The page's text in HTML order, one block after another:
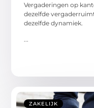
Vergaderingen op
dezelfde
dezelfde dynamiek.
...
ZAKELIJK